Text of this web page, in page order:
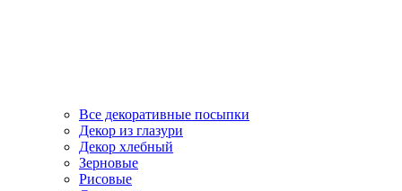
Все декоративные посыпки
Декор из глазури
Декор хлебный
Зерновые
Рисовые